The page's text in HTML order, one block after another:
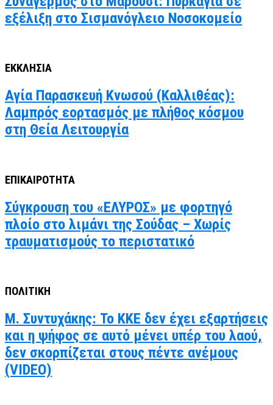
εξέλιξη στο Σισμανόγλειο Νοσοκομείο
ΕΚΚΛΗΣΙΑ
Αγία Παρασκευή Κνωσού (Καλλιθέας):
Λαμπρός εορτασμός με πλήθος κόσμου
στη Θεία Λειτουργία
ΕΠΙΚΑΙΡΟΤΗΤΑ
Σύγκρουση του «ΕΛΥΡΟΣ» με φορτηγό
πλοίο στο λιμάνι της Σούδας – Χωρίς
τραυματισμούς το περιστατικό
ΠΟΛΙΤΙΚΗ
Μ. Συντυχάκης: Το ΚΚΕ δεν έχει εξαρτήσεις
και η ψήφος σε αυτό μένει υπέρ του λαού,
δεν σκορπίζεται στους πέντε ανέμους
(VIDEO)